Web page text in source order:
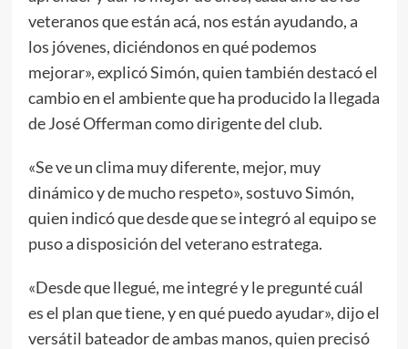
veteranos que están acá, nos están ayudando, a
los jóvenes, diciéndonos en qué podemos
mejorar», explicó Simón, quien también destacó el
cambio en el ambiente que ha producido la llegada
de José Offerman como dirigente del club.
«Se ve un clima muy diferente, mejor, muy
dinámico y de mucho respeto», sostuvo Simón,
quien indicó que desde que se integró al equipo se
puso a disposición del veterano estratega.
«Desde que llegué, me integré y le pregunté cuál
es el plan que tiene, y en qué puedo ayudar», dijo el
versátil bateador de ambas manos, quien precisó